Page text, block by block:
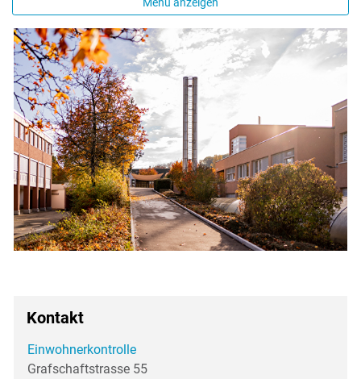
Kontakt
Einwohnerkontrolle
Grafschaftstrasse 55
Zugehörige Objekte